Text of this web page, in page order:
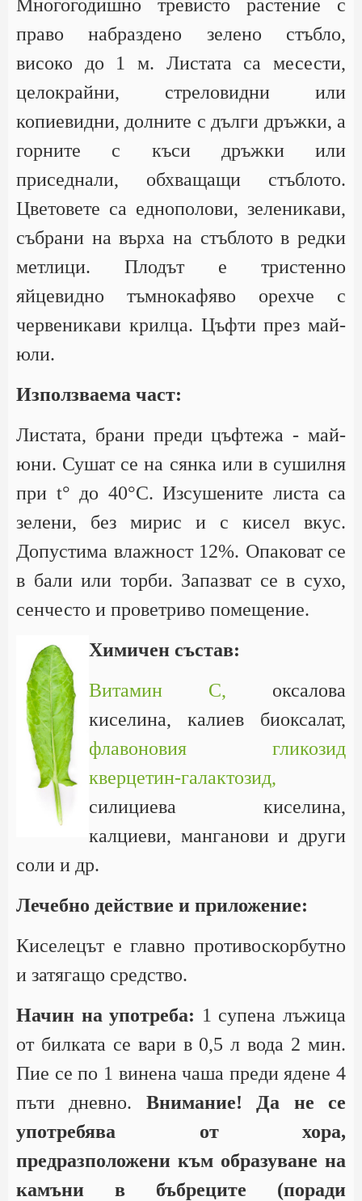
Многогодишно тревисто растение с
право набраздено зелено стъбло,
високо до 1 м. Листата са месести,
целокрайни, стреловидни или
копиевидни, долните с дълги дръжки, а
горните с къси дръжки или
приседнали, обхващащи стъблото.
Цветовете са еднополови, зеленикави,
събрани на върха на стъблото в редки
метлици. Плодът е тристенно
яйцевидно тъмнокафяво орехче с
червеникави крилца. Цъфти през май-
юли.
Използваема част:
Листата, брани преди цъфтежа - май-
юни. Сушат се на сянка или в сушилня
при t° до 40°С. Изсушените листа са
зелени, без мирис и с кисел вкус.
Допустима влажност 12%. Опаковат се
в бали или торби. Запазват се в сухо,
сенчесто и проветриво помещение.
Химичен състав:
Витамин С, оксалова
киселина, калиев биоксалат,
флавоновия гликозид
кверцетин-галактозид,
силициева киселина,
калциеви, манганови и други
соли и др.
Лечебно действие и приложение:
Киселецът е главно противоскорбутно
и затягащо средство.
Начин на употреба: 1 супена лъжица
от билката се вари в 0,5 л вода 2 мин.
Пие се по 1 винена чаша преди ядене 4
пъти дневно. Внимание! Да не се
употребява от хора,
предразположени към образуване на
камъни в бъбреците (поради